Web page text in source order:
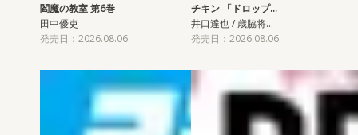
閻魔の教室 第6巻
田中優吏
発売日：2026.08.06
チキン 「ドロップ…
井口達也 / 歳脇将…
発売日：2026.08.06